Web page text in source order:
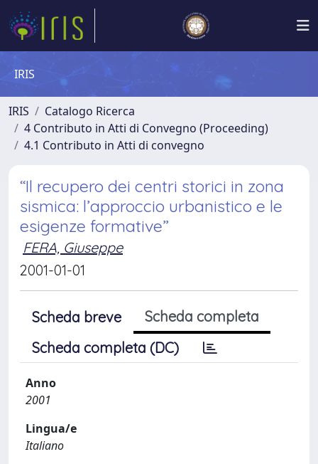
IRIS
IRIS
Catalogo Ricerca
4 Contributo in Atti di Convegno (Proceeding)
4.1 Contributo in Atti di convegno
“Il recupero dei centri storici in zona
sismica: l’approccio urbanistico e le
esigenze formative”
FERA, Giuseppe
2001-01-01
Scheda breve
Scheda completa
Scheda completa (DC)
Anno
2001
Lingua/e
Italiano